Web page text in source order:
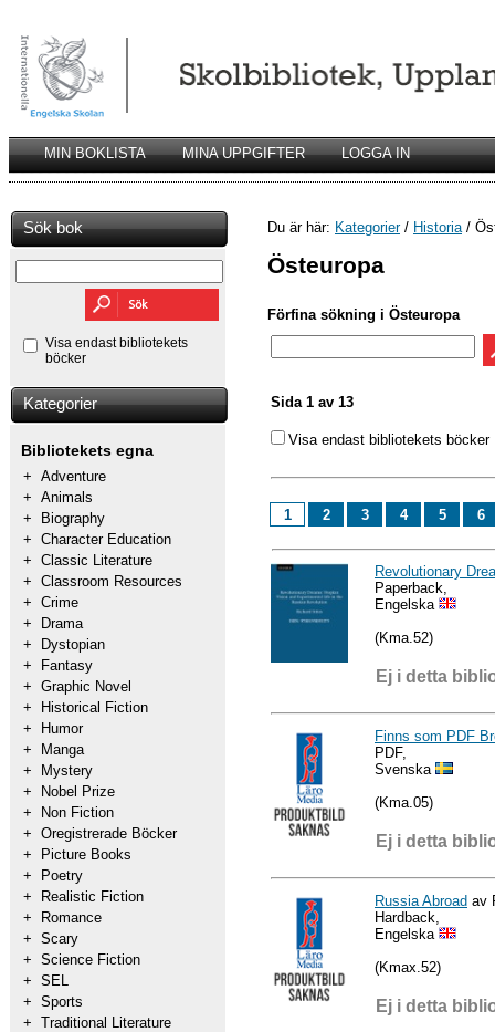
MIN BOKLISTA MINA UPPGIFTER LOGGA IN
Sök bok
Visa endast bibliotekets
böcker
Kategorier
Bibliotekets egna
+ Adventure
+ Animals
+
Biography
+ Character Education
+ Classic Literature
+ Classroom Resources
+ Crime
+
Drama
+
Dystopian
+
Fantasy
+ Graphic Novel
+
Historical Fiction
+
Humor
+
Manga
+
Mystery
+
Nobel Prize
+
Non Fiction
+ Oregistrerade Böcker
+
Picture Books
+
Poetry
+
Realistic Fiction
+
Romance
+ Scary
+ Science Fiction
+ SEL
+ Sports
+ Traditional Literature
Du är här: Kategorier/ Historia/
Östeuropa
Förfina sökning i Östeuropa
Sida 1 av 13
Visa endast bibliotekets böcker
1 2 3 4 5 6
Revolutionary
Paperback,
Engelska
(Kma.52)
Ej i detta
Finns som PDF
PDF,
Svenska
(Kma.05)
Ej i detta
Russia Abroad av
Hardback,
Engelska
(Kmax.52)
Ej i detta